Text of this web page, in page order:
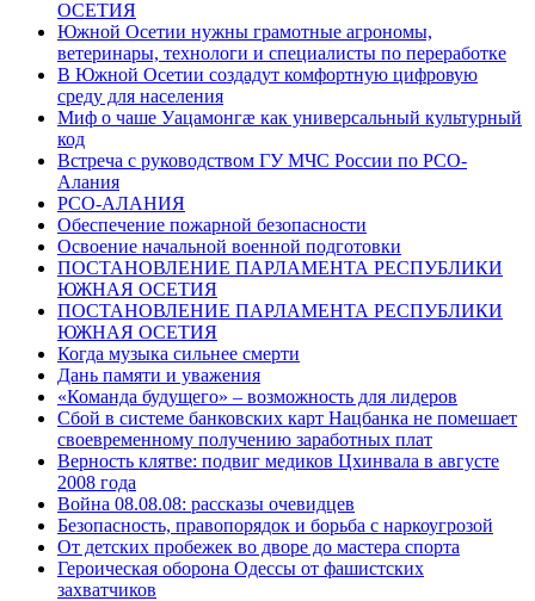
ОСЕТИЯ
Южной Осетии нужны грамотные агрономы,
ветеринары, технологи и специалисты по переработке
В Южной Осетии создадут комфортную цифровую
среду для населения
Миф о чаше Уацамонгæ как универсальный культурный
код
Встреча с руководством ГУ МЧС России по РСО-
Алания
РСО-АЛАНИЯ
Обеспечение пожарной безопасности
Освоение начальной военной подготовки
ПОСТАНОВЛЕНИЕ ПАРЛАМЕНТА РЕСПУБЛИКИ
ЮЖНАЯ ОСЕТИЯ
ПОСТАНОВЛЕНИЕ ПАРЛАМЕНТА РЕСПУБЛИКИ
ЮЖНАЯ ОСЕТИЯ
Когда музыка сильнее смерти
Дань памяти и уважения
«Команда будущего» – возможность для лидеров
Сбой в системе банковских карт Нацбанка не помешает
своевременному получению заработных плат
Верность клятве: подвиг медиков Цхинвала в августе
2008 года
Война 08.08.08: рассказы очевидцев
Безопасность, правопорядок и борьба с наркоугрозой
От детских пробежек во дворе до мастера спорта
Героическая оборона Одессы от фашистских
захватчиков